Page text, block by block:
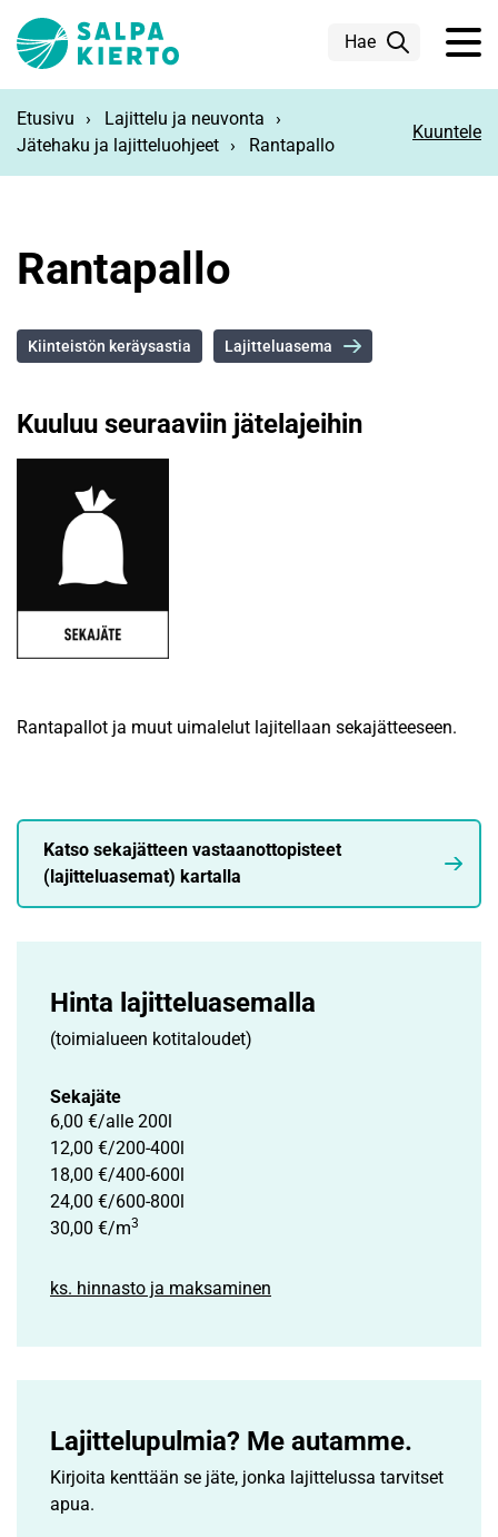
Hae
Etusivu
Lajittelu ja neuvonta
Jätehaku ja lajitteluohjeet
Rantapallo
Kuuntele
Rantapallo
Kiinteistön keräysastia Lajitteluasema
Kuuluu seuraaviin jätelajeihin
Rantapallot ja muut uimalelut lajitellaan sekajätteeseen.
Katso sekajätteen vastaanottopisteet
(lajitteluasemat) kartalla
Hinta lajittelu­asemalla
(toimialueen kotitaloudet)
Sekajäte
6,00 €/alle 200l
12,00 €/200-400l
18,00 €/400-600l
24,00 €/600-800l
30,00 €/m3
ks. hinnasto ja maksaminen
Lajittelupulmia? Me autamme.
Kirjoita kenttään se jäte, jonka lajittelussa tarvitset
apua.